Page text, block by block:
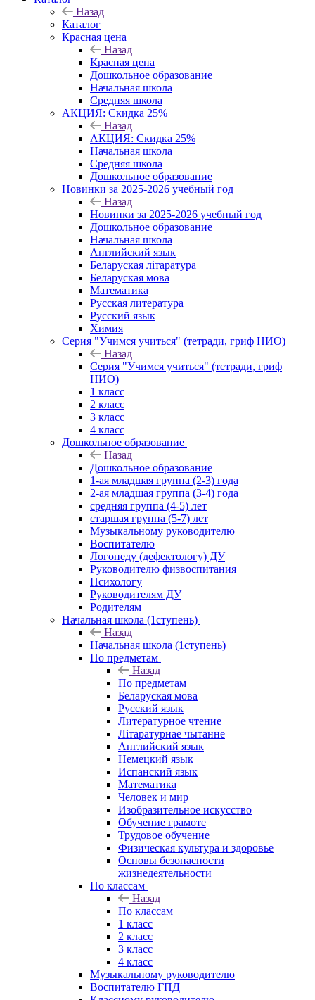
Назад
Каталог
Красная цена
Назад
Красная цена
Дошкольное образование
Начальная школа
Средняя школа
АКЦИЯ: Скидка 25%
Назад
АКЦИЯ: Скидка 25%
Начальная школа
Средняя школа
Дошкольное образование
Новинки за 2025-2026 учебный год
Назад
Новинки за 2025-2026 учебный год
Дошкольное образование
Начальная школа
Английский язык
Беларуская літаратура
Беларуская мова
Математика
Русская литература
Русский язык
Химия
Серия "Учимся учиться" (тетради, гриф НИО)
Назад
Серия "Учимся учиться" (тетради, гриф
НИО)
1 класс
2 класс
3 класс
4 класс
Дошкольное образование
Назад
Дошкольное образование
1-ая младшая группа (2-3) года
2-ая младшая группа (3-4) года
средняя группа (4-5) лет
старшая группа (5-7) лет
Музыкальному руководителю
Воспитателю
Логопеду (дефектологу) ДУ
Руководителю физвоспитания
Психологу
Руководителям ДУ
Родителям
Начальная школа (1ступень)
Назад
Начальная школа (1ступень)
По предметам
Назад
По предметам
Беларуская мова
Русский язык
Литературное чтение
Літаратурнае чытанне
Английский язык
Немецкий язык
Испанский язык
Математика
Человек и мир
Изобразительное искусство
Обучение грамоте
Трудовое обучение
Физическая культура и здоровье
Основы безопасности
жизнедеятельности
По классам
Назад
По классам
1 класс
2 класс
3 класс
4 класс
Музыкальному руководителю
Воспитателю ГПД